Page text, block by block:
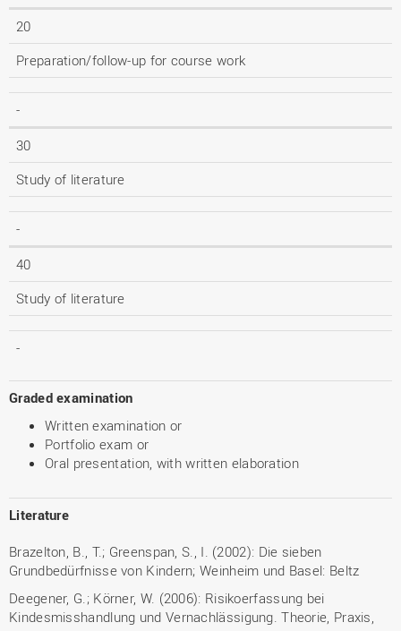
20
Preparation/follow-up for course work
-
30
Study of literature
-
40
Study of literature
-
Graded examination
Written examination or
Portfolio exam or
Oral presentation, with written elaboration
Literature
Brazelton, B., T.; Greenspan, S., I. (2002): Die sieben
Grundbedürfnisse von Kindern; Weinheim und Basel: Beltz
Deegener, G.; Körner, W. (2006): Risikoerfassung bei
Kindesmisshandlung und Vernachlässigung. Theorie, Praxis,